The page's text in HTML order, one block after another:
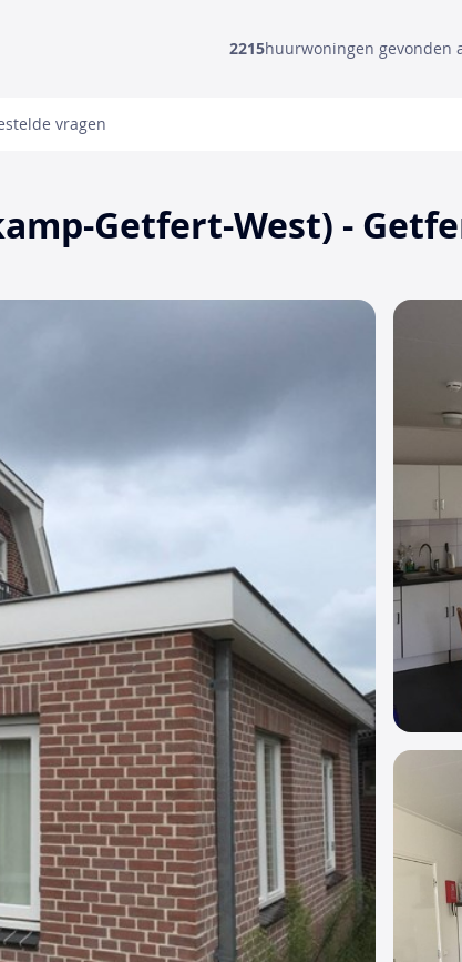
2215huurwoningen gevonden
vragen
Getfert-West) -